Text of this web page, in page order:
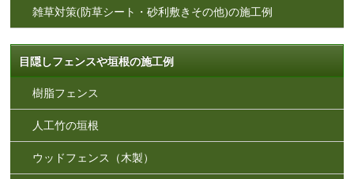
雑草対策(防草シート・砂利敷きその他)の施工例
目隠しフェンスや垣根の施工例
樹脂フェンス
人工竹の垣根
ウッドフェンス（木製）